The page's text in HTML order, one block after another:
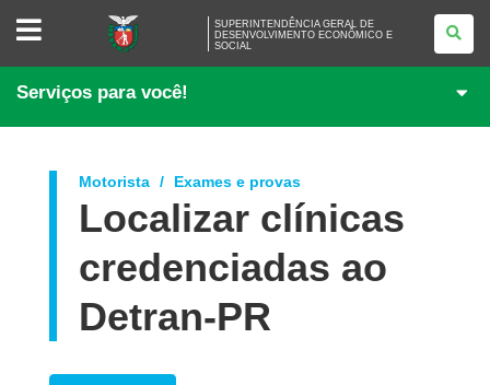
SUPERINTENDÊNCIA
DESENVOLVIMENTO
ECONÔMICO
E
SUPERINTENDÊNCIA GERAL DE
DESENVOLVIMENTO ECONÔMICO E
SOCIAL
Serviços para você!
Motorista Exames e provas
Localizar clínicas
credenciadas ao
Detran-PR